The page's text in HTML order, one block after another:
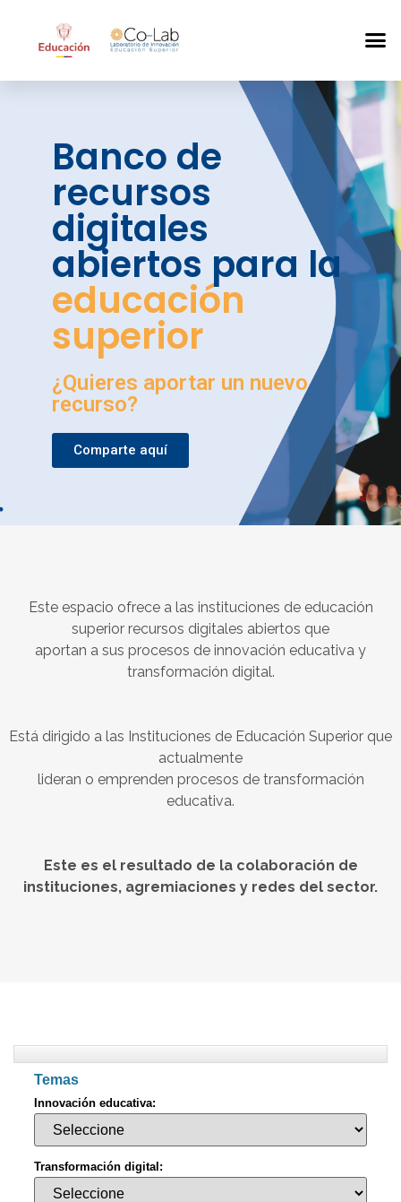
Banco de
recursos
digitales
abiertos para la
educación
superior
¿Quieres aportar un nuevo
recurso?
Comparte aquí
Este espacio ofrece a las instituciones de educación
superior recursos digitales abiertos que
aportan a sus procesos de innovación educativa y
transformación digital.
Está dirigido a las Instituciones de Educación Superior que
actualmente
lideran o emprenden procesos de transformación
educativa.
Este es el resultado de la colaboración de
instituciones, agremiaciones y redes del sector.
Temas
Innovación educativa:
Transformación digital: